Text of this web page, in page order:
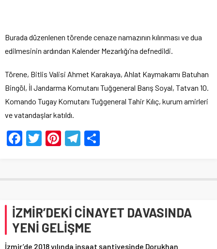
Burada düzenlenen törende cenaze namazının kılınması ve dua
edilmesinin ardından Kalender Mezarlığı’na defnedildi.
Törene, Bitlis Valisi Ahmet Karakaya, Ahlat Kaymakamı Batuhan
Bingöl, İl Jandarma Komutanı Tuğgeneral Barış Soyal, Tatvan 10.
Komando Tugay Komutanı Tuğgeneral Tahir Kılıç, kurum amirleri
ve vatandaşlar katıldı.
Facebook
Twitter
Pinterest
Telegram
İZMİR’DEKİ CİNAYET DAVASINDA
YENİ GELİŞME
İzmir’de 2018 yılında inşaat şantiyesinde Dorukhan